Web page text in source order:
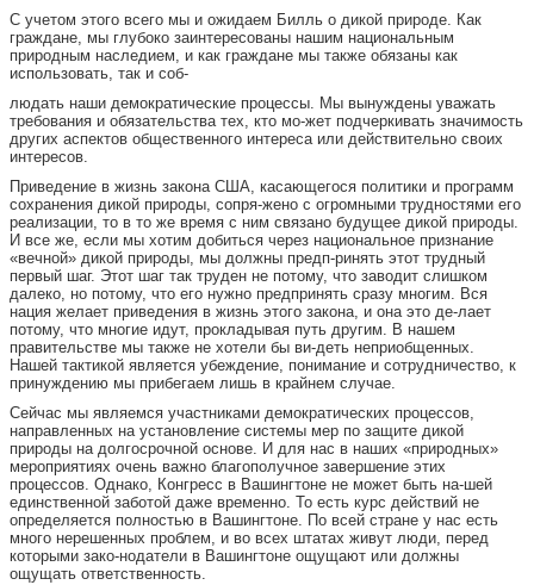
С учетом этого всего мы и ожидаем Билль о дикой природе. Как
граждане, мы глубоко заинтересованы нашим национальным
природным наследием, и как граждане мы также обязаны как
использовать, так и соб-
людать наши демократические процессы. Мы вынуждены уважать
требования и обязательства тех, кто мо-жет подчеркивать значимость
других аспектов общественного интереса или действительно своих
интересов.
Приведение в жизнь закона США, касающегося политики и программ
сохранения дикой природы, сопря-жено с огромными трудностями его
реализации, то в то же время с ним связано будущее дикой природы.
И все же, если мы хотим добиться через национальное признание
«вечной» дикой природы, мы должны предп-ринять этот трудный
первый шаг. Этот шаг так труден не потому, что заводит слишком
далеко, но потому, что его нужно предпринять сразу многим. Вся
нация желает приведения в жизнь этого закона, и она это де-лает
потому, что многие идут, прокладывая путь другим. В нашем
правительстве мы также не хотели бы ви-деть неприобщенных.
Нашей тактикой является убеждение, понимание и сотрудничество, к
принуждению мы прибегаем лишь в крайнем случае.
Сейчас мы являемся участниками демократических процессов,
направленных на установление системы мер по защите дикой
природы на долгосрочной основе. И для нас в наших «природных»
мероприятиях очень важно благополучное завершение этих
процессов. Однако, Конгресс в Вашингтоне не может быть на-шей
единственной заботой даже временно. То есть курс действий не
определяется полностью в Вашингтоне. По всей стране у нас есть
много нерешенных проблем, и во всех штатах живут люди, перед
которыми зако-нодатели в Вашингтоне ощущают или должны
ощущать ответственность.